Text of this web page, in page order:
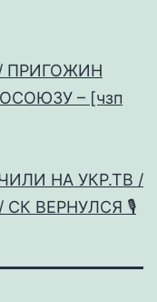
ПРИГОЖИН
– [чзп
НА УКР.ТВ /
ВЕРНУЛСЯ 🎙